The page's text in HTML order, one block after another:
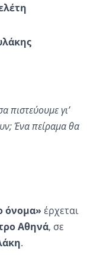
γι’
Ένα πείραμα θα
όνομα» έρχεται
Αθηνά, σε
.